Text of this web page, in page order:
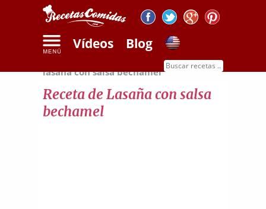
Vídeos Blog
Receta de
lasaña con salsa bechamel
Receta de Lasaña con salsa
bechamel